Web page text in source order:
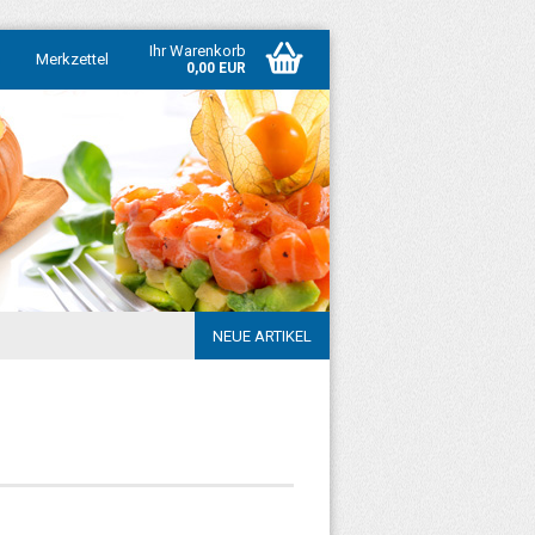
Merkzettel Ihr Warenkorb
0,00 EUR
NEUE ARTIKEL